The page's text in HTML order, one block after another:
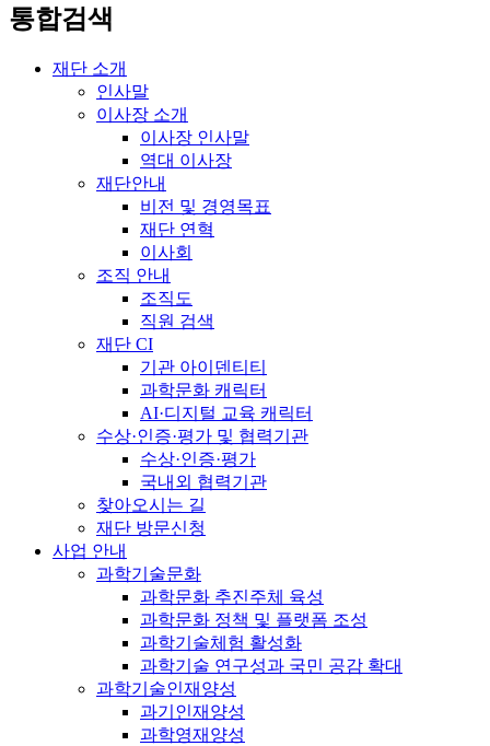
통합검색
재단 소개
인사말
이사장 소개
이사장 인사말
역대 이사장
재단안내
비전 및 경영목표
재단 연혁
이사회
조직 안내
조직도
직원 검색
재단 CI
기관 아이덴티티
과학문화 캐릭터
AI·디지털 교육 캐릭터
수상·인증·평가 및 협력기관
수상·인증·평가
국내외 협력기관
찾아오시는 길
재단 방문신청
사업 안내
과학기술문화
과학문화 추진주체 육성
과학문화 정책 및 플랫폼 조성
과학기술체험 활성화
과학기술 연구성과 국민 공감 확대
과학기술인재양성
과기인재양성
과학영재양성